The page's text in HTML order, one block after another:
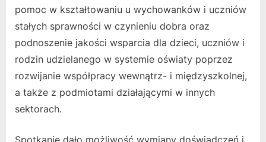
pomoc w kształtowaniu u wychowanków i uczniów
stałych sprawności w czynieniu dobra oraz
podnoszenie jakości wsparcia dla dzieci, uczniów i
rodzin udzielanego w systemie oświaty poprzez
rozwijanie współpracy wewnątrz- i międzyszkolnej,
a także z podmiotami działającymi w innych
sektorach.